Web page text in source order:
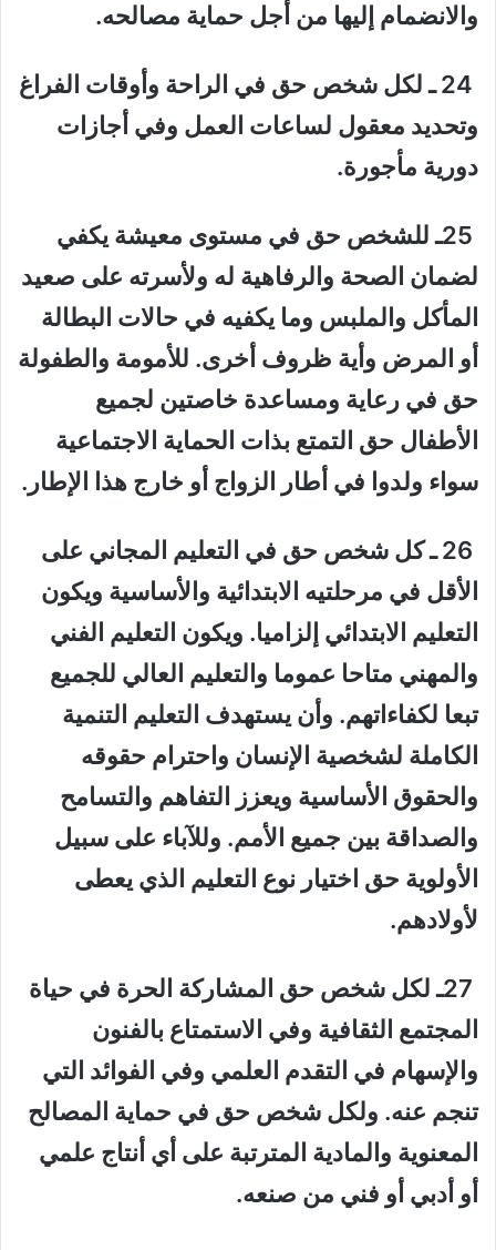
والانضمام إليها من أجل حماية مصالحه.
24 ـ لكل شخص حق في الراحة وأوقات الفراغ
وتحديد معقول لساعات العمل وفي أجازات
دورية مأجورة.
25ـ للشخص حق في مستوى معيشة يكفي
لضمان الصحة والرفاهية له ولأسرته على صعيد
المأكل والملبس وما يكفيه في حالات البطالة
أو المرض وأية ظروف أخرى. للأمومة والطفولة
حق في رعاية ومساعدة خاصتين لجميع
الأطفال حق التمتع بذات الحماية الاجتماعية
سواء ولدوا في أطار الزواج أو خارج هذا الإطار.
26 ـ كل شخص حق في التعليم المجاني على
الأقل في مرحلتيه الابتدائية والأساسية ويكون
التعليم الابتدائي إلزاميا. ويكون التعليم الفني
والمهني متاحا عموما والتعليم العالي للجميع
تبعا لكفاءاتهم. وأن يستهدف التعليم التنمية
الكاملة لشخصية الإنسان واحترام حقوقه
والحقوق الأساسية ويعزز التفاهم والتسامح
والصداقة بين جميع الأمم. وللآباء على سبيل
الأولوية حق اختيار نوع التعليم الذي يعطى
لأولادهم.
27ـ لكل شخص حق المشاركة الحرة في حياة
المجتمع الثقافية وفي الاستمتاع بالفنون
والإسهام في التقدم العلمي وفي الفوائد التي
تنجم عنه. ولكل شخص حق في حماية المصالح
المعنوية والمادية المترتبة على أي أنتاج علمي
أو أدبي أو فني من صنعه.